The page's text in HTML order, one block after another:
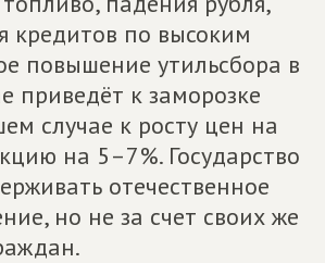
кредитов по высоким
повышение утильсбора в
приведёт к заморозке
случае к росту цен на
на 5–7%. Государство
отечественное
но не за счет своих же